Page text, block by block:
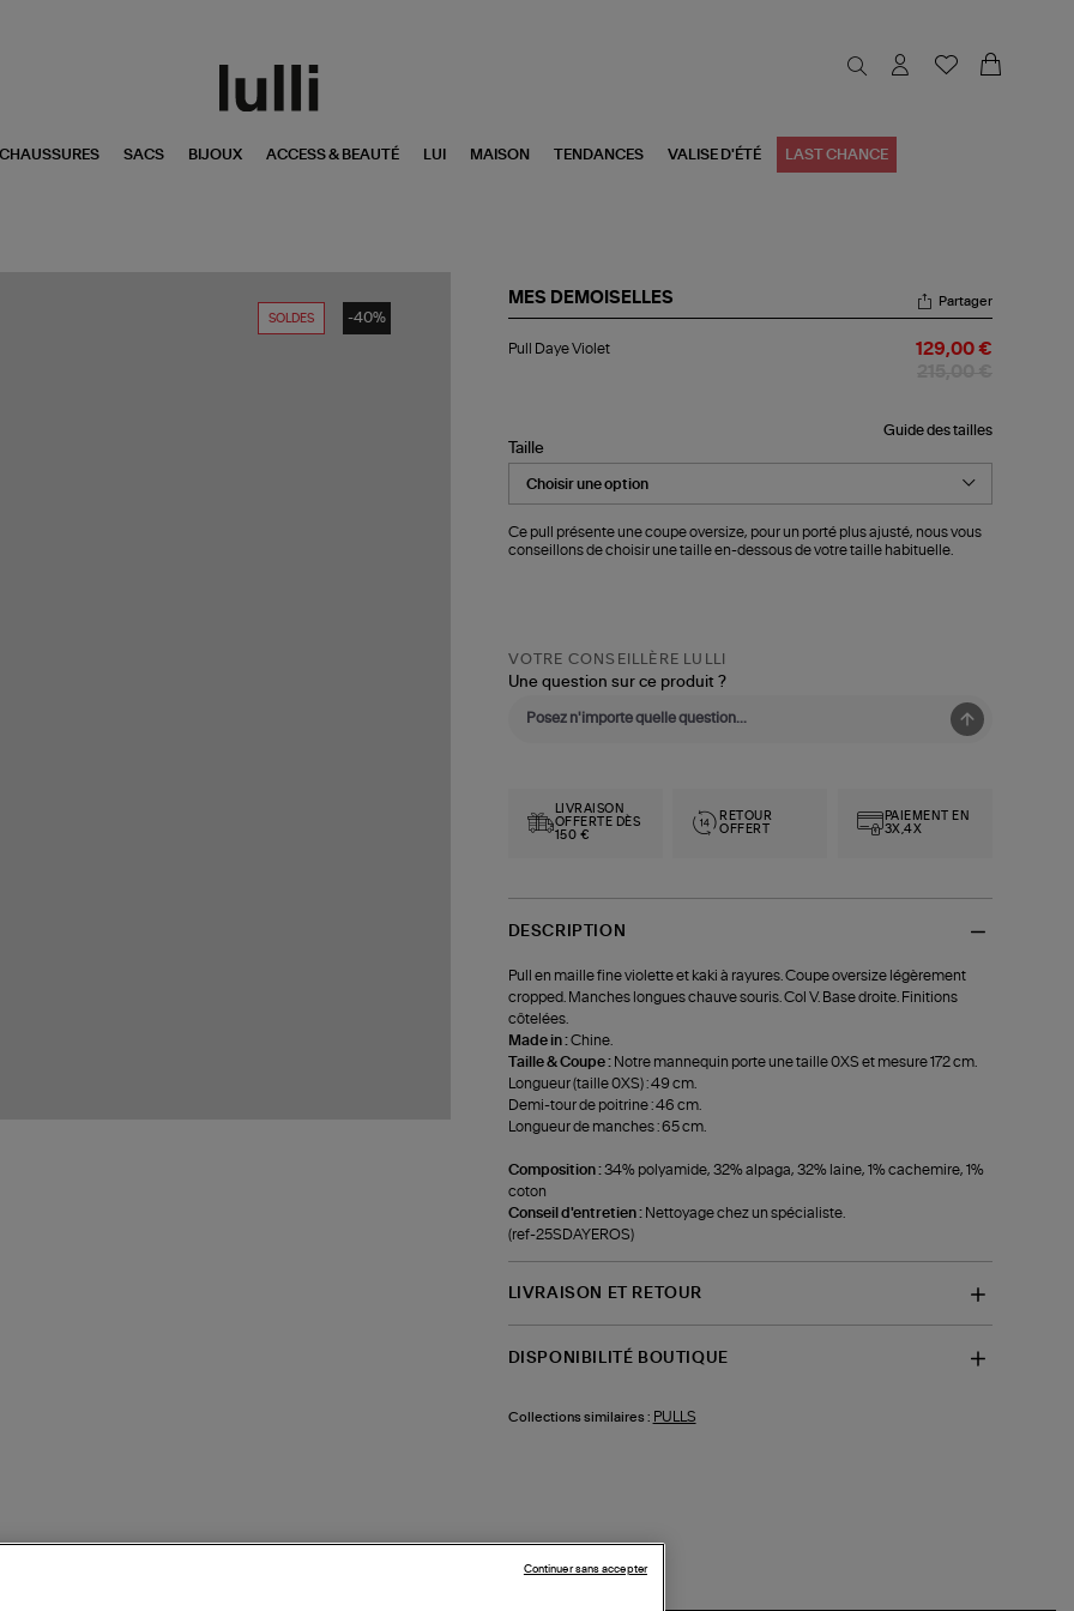
CHAUSSURES SACS BIJOUX ACCESS & BEAUTÉ LUI MAISON TENDANCES VALISE D'ÉTÉ LAST CHANCE
SOLDES -40%
MES DEMOISELLES
Daye
Partager
Pull Daye Violet 129,00 €
Guide des tailles
Taille
Ce pull présente une coupe oversize, pour un porté plus ajusté, nous vous
conseillons de choisir une taille en-dessous de votre taille habituelle.
VOTRE CONSEILLÈRE LULLI
Une question sur ce produit ?
LIVRAISON
OFFERTE DÈS
150 €
RETOUR
OFFERT
PAIEMENT EN
3X,4X
DESCRIPTION
Pull en maille fine violette et kaki à rayures. Coupe oversize légèrement
cropped. Manches longues chauve souris. Col V. Base droite. Finitions
côtelées.
Made in :Chine.
Taille & Coupe : Notre mannequin porte une taille 0XS et mesure 172 cm.
Longueur (taille 0XS) : 49 cm.
Demi-tour de poitrine : 46 cm.
Longueur de manches : 65 cm.
Composition :34% polyamide, 32% alpaga, 32% laine, 1% cachemire, 1%
coton
Conseil d'entretien : Nettoyage chez un spécialiste.
(ref-25SDAYEROS)
LIVRAISON ET RETOUR
DISPONIBILITÉ BOUTIQUE
Collections similaires : PULLS
Continuer sans accepter